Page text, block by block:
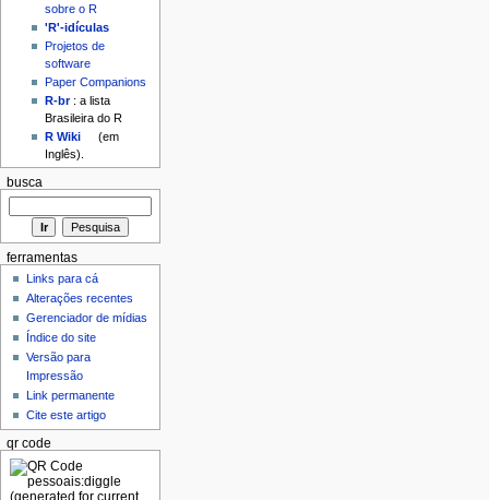
sobre o R
'R'-idículas
Projetos de
software
Paper Companions
R-br: a lista
Brasileira do R
R Wiki
(em
Inglês).
busca
ferramentas
Links para cá
Alterações recentes
Gerenciador de mídias
Índice do site
Versão para
Impressão
Link permanente
Cite este artigo
qr code